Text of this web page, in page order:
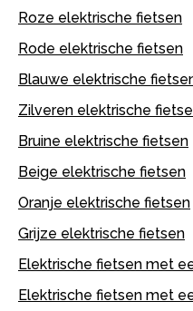
Roze elektrische fietsen
Rode elektrische fietsen
Blauwe elektrische
Zilveren elektrische
Bruine elektrische fietsen
Beige elektrische fietsen
Oranje elektrische fietsen
Grijze elektrische fietsen
Elektrische fietsen met
Elektrische fietsen met